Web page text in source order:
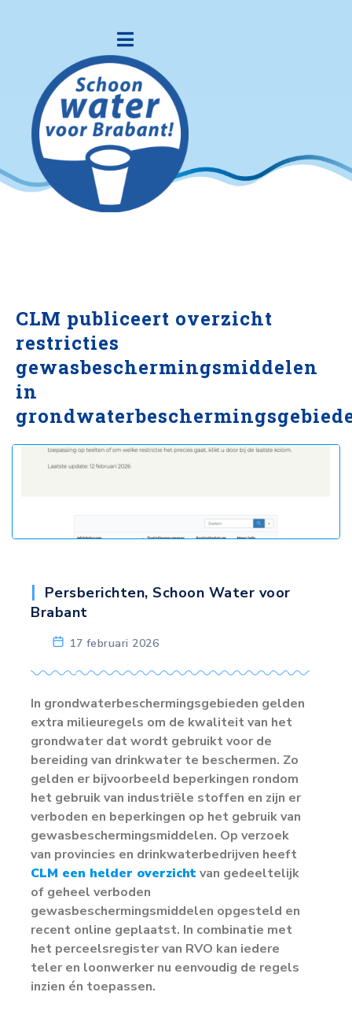
CLM publiceert overzicht
restricties
gewasbeschermingsmiddelen
in
Persberichten, Schoon Water voor
Brabant
17 februari 2026
In grondwaterbeschermingsgebieden gelden
extra milieuregels om de kwaliteit van het
grondwater dat wordt gebruikt voor de
bereiding van drinkwater te beschermen. Zo
gelden er bijvoorbeeld beperkingen rondom
het gebruik van industriële stoffen en zijn er
verboden en beperkingen op het gebruik van
gewasbeschermingsmiddelen. Op verzoek
van provincies en drinkwaterbedrijven heeft
CLM een helder overzichtvan gedeeltelijk
of geheel verboden
gewasbeschermingsmiddelen opgesteld en
recent online geplaatst. In combinatie met
het perceelsregister van RVO kan iedere
teler en loonwerker nu eenvoudig de regels
inzien én toepassen.